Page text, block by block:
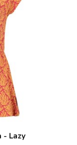
- Lazy